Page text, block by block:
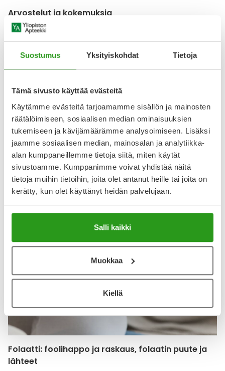
Suostumus Yksityiskohdat Tietoja
Tämä sivusto käyttää evästeitä
Käytämme evästeitä tarjoamamme sisällön ja mainosten
räätälöimiseen, sosiaalisen median ominaisuuksien
tukemiseen ja kävijämäärämme analysoimiseen. Lisäksi
jaamme sosiaalisen median, mainosalan ja analytiikka-
alan kumppaneillemme tietoja siitä, miten käytät
sivustoamme. Kumppanimme voivat yhdistää näitä
tietoja muihin tietoihin, joita olet antanut heille tai joita on
kerätty, kun olet käyttänyt heidän palvelujaan.
Salli kaikki
Muokkaa
Kiellä
Arvostelut ja kokemuksia
4.5 Kirjoita arvostelu
22.9.2017
Hyvä ostos
Luonnon folaatti, ei ole synteettinen, hyvä lisäravinne..
Katso kaikki Solgar-tuotteet
Folaatti: foolihappo ja raskaus, folaatin puute ja
lähteet